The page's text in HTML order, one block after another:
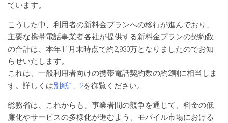
ています。
こうした中、利用者の新料金プランへの移行が進んでおり、
主要な携帯電話事業者各社が提供する新料金プランの契約数
の合計は、本年11月末時点で約2,930万となりましたのでお知
らせいたします。
これは、一般利用者向けの携帯電話契約数の約2割に相当しま
す。詳しくは別紙1、2を御覧ください。
総務省は、これからも、事業者間の競争を通じて、料金の低
廉化やサービスの多様化が進むよう、モバイル市場における